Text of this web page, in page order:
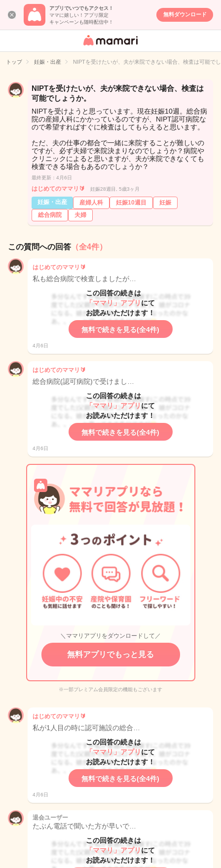
アプリでいつでもアクセス！
ママに嬉しい！アプリ限定
キャンペーンも随時配信中！
無料ダウンロード
女性専用匿名QA
イト
トップ 妊娠・出産 NIPTを受けたいが、夫が来院できない場合、検査は可能で
NIPTを受けたいが、夫が来院できない場合、検査は
可能でしょうか。
NIPTを受けようと思っています。現在妊娠10週。総合病
院の産婦人科にかかっているのですが、NIPT認可病院な
ので希望すればすぐに検査はしてもらえると思います。
ただ、夫の仕事の都合で一緒に来院することが難しいの
ですが、必ず夫婦で来院決まりなのでしょうか？病院や
クリニックによると思いますが、夫が来院できなくても
検査できる場合もあるのでしょうか？
最終更新：4月6日
はじめてのママリ🔰 妊娠28週目, 5歳3ヶ月
妊娠・出産 産婦人科 妊娠10週目
妊娠
総合病院
夫婦
この質問への回答 （全4件）
はじめてのママリ🔰
私も総合病院で検査しましたが…
この回答の続きは
「ママリ」アプリ にて
お読みいただけます！
無料で続きを見る(全4件)
4月6日
はじめてのママリ🔰
総合病院(認可病院)で受けまし…
この回答の続きは
「ママリ」アプリ にて
お読みいただけます！
無料で続きを見る(全4件)
4月6日
＼ママリアプリをダウンロードして／
無料アプリでもっと見る
※一部プレミアム会員限定の機能もございます
はじめてのママリ🔰
私が1人目の時に認可施設の総合…
この回答の続きは
「ママリ」アプリ にて
お読みいただけます！
無料で続きを見る(全4件)
4月6日
退会ユーザー
たぶん電話で聞いた方が早いで…
この回答の続きは
「ママリ」アプリ にて
お読みいただけます！